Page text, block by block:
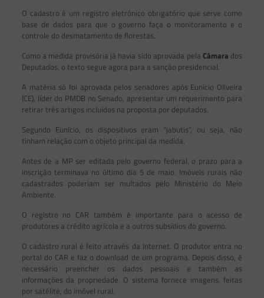
O cadastro é um registro eletrônico obrigatório que serve como
base de dados para que o governo faça o monitoramento e o
controle do desmatamento de florestas.
Como a medida provisória já havia sido aprovada pela Câmara dos
Deputados, o texto segue agora para a sanção presidencial.
A matéria só foi aprovada pelos senadores após Eunício Oliveira
(CE), líder do PMDB no Senado, apresentar um requerimento para
retirar três artigos incluídos na proposta por deputados.
Segundo Eunício, os dispositivos eram “jabutis”, ou seja, não
tinham relação com o objeto principal da medida.
Antes de a MP ser editada pelo governo federal, o prazo para a
inscrição terminava no último dia 5 de maio. Imóveis rurais não
cadastrados poderiam ser multados pelo Ministério do Meio
Ambiente.
O registro no CAR também é importante para o acesso de
produtores a crédito agrícola e a outros subsídios do governo.
O cadastro rural é feito através da Internet. O produtor entra no
portal do CAR e faz o download de um programa. Depois disso, é
necessário preencher os dados pessoais e também as
informações da propriedade. O sistema fornece imagens, feitas
por satélite, do imóvel rural.